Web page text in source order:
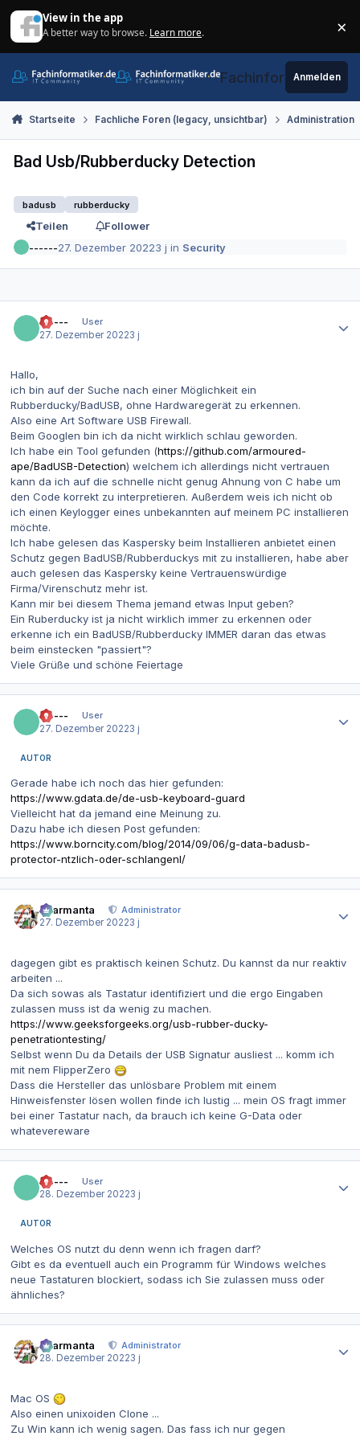
View in the app
A better way to browse. Learn more. ×
Fachinformatiker.de
Anmelden
Startseite Fachliche Foren (legacy, unsichtbar) Administration
Bad Usb/Rubberducky Detection
badusb rubberducky
Teilen
Follower
------27. Dezember 20223 j in Security
------
User
27. Dezember 20223 j
Hallo,
ich bin auf der Suche nach einer Möglichkeit ein
Rubberducky/BadUSB, ohne Hardwaregerät zu erkennen.
Also eine Art Software USB Firewall.
Beim Googlen bin ich da nicht wirklich schlau geworden.
Ich habe ein Tool gefunden (https://github.com/armoured-
ape/BadUSB-Detection) welchem ich allerdings nicht vertrauen
kann da ich auf die schnelle nicht genug Ahnung von C habe um
den Code korrekt zu interpretieren. Außerdem weis ich nicht ob
ich einen Keylogger eines unbekannten auf meinem PC installieren
möchte.
Ich habe gelesen das Kaspersky beim Installieren anbietet einen
Schutz gegen BadUSB/Rubberduckys mit zu installieren, habe aber
auch gelesen das Kaspersky keine Vertrauenswürdige
Firma/Virenschutz mehr ist.
Kann mir bei diesem Thema jemand etwas Input geben?
Ein Ruberducky ist ja nicht wirklich immer zu erkennen oder
erkenne ich ein BadUSB/Rubberducky IMMER daran das etwas
beim einstecken "passiert"?
Viele Grüße und schöne Feiertage
------
User
27. Dezember 20223 j
AUTOR
Gerade habe ich noch das hier gefunden:
https://www.gdata.de/de-usb-keyboard-guard
Vielleicht hat da jemand eine Meinung zu.
Dazu habe ich diesen Post gefunden:
https://www.borncity.com/blog/2014/09/06/g-data-badusb-
protector-ntzlich-oder-schlangenl/
charmanta
Administrator
27. Dezember 20223 j
dagegen gibt es praktisch keinen Schutz. Du kannst da nur reaktiv
arbeiten ...
Da sich sowas als Tastatur identifiziert und die ergo Eingaben
zulassen muss ist da wenig zu machen.
https://www.geeksforgeeks.org/usb-rubber-ducky-
penetrationtesting/
Selbst wenn Du da Details der USB Signatur ausliest ... komm ich
mit nem FlipperZero
Dass die Hersteller das unlösbare Problem mit einem
Hinweisfenster lösen wollen finde ich lustig ... mein OS fragt immer
bei einer Tastatur nach, da brauch ich keine G-Data oder
whatevereware
------
User
28. Dezember 20223 j
AUTOR
Welches OS nutzt du denn wenn ich fragen darf?
Gibt es da eventuell auch ein Programm für Windows welches
neue Tastaturen blockiert, sodass ich Sie zulassen muss oder
ähnliches?
charmanta
Administrator
28. Dezember 20223 j
Mac OS
Also einen unixoiden Clone ...
Zu Win kann ich wenig sagen. Das fass ich nur gegen